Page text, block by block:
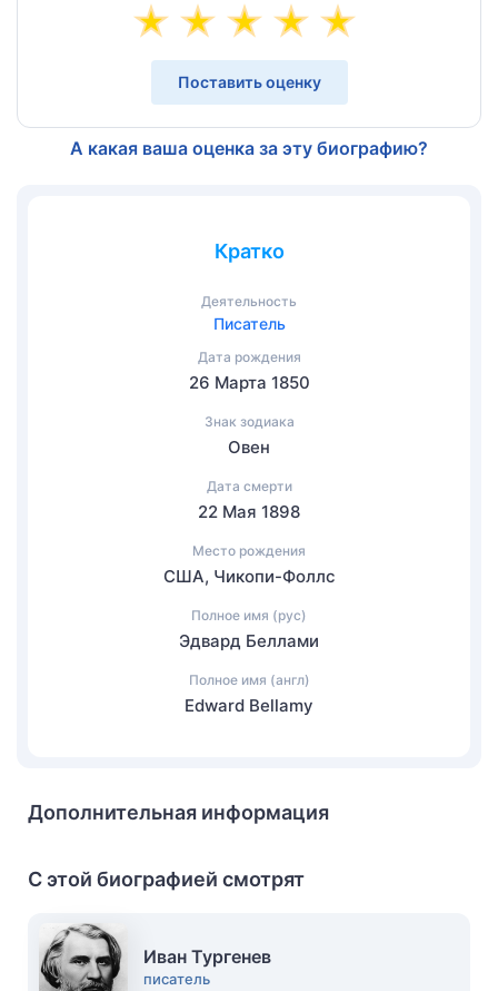
Поставить оценку
А какая ваша оценка за эту биографию?
Кратко
Деятельность
Писатель
Дата рождения
26 Марта 1850
Знак зодиака
Овен
Дата смерти
22 Мая 1898
Место рождения
США, Чикопи-Фоллс
Полное имя (рус)
Эдвард Беллами
Полное имя (англ)
Edward Bellamy
Дополнительная информация
С этой биографией смотрят
Иван Тургенев
писатель